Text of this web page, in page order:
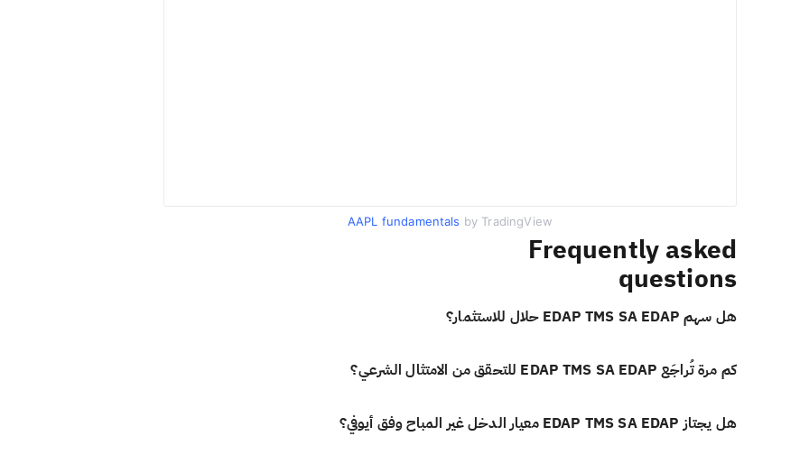
AAPL fundamentals by TradingView
Frequently asked
questions
هل سهم EDAP TMS SA EDAP حلال للاستثمار؟
كم مرة تُراجَع EDAP TMS SA EDAP للتحقق من الامتثال الشرعي؟
هل يجتاز EDAP TMS SA EDAP معيار الدخل غير المباح وفق أيوفي؟